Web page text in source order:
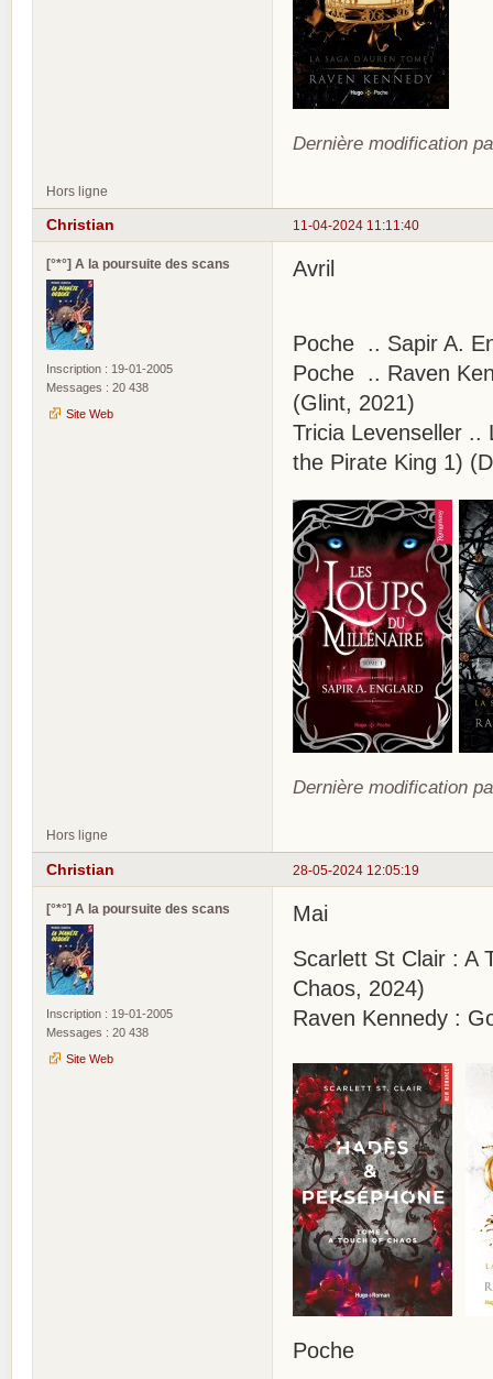
Dernière modification
Hors ligne
11-04-2024 11:11:40
Christian
[°*°] A la poursuite des scans
Inscription : 19-01-2005
Messages : 20 438
Site Web
Avril
Poche .. Sapir A.
Poche .. Raven
(Glint, 2021)
Tricia Levenseller ..
the Pirate King 1)
Dernière modification
Hors ligne
28-05-2024 12:05:19
Christian
[°*°] A la poursuite des scans
Inscription : 19-01-2005
Messages : 20 438
Site Web
Mai
Scarlett St Clair : A
Chaos, 2024)
Raven Kennedy :
Poche